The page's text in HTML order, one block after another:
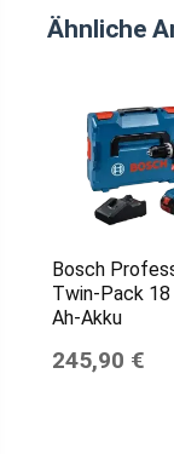
Ähnliche
Bosch
Twin-Pack 18
Ah-Akku
245,90 €